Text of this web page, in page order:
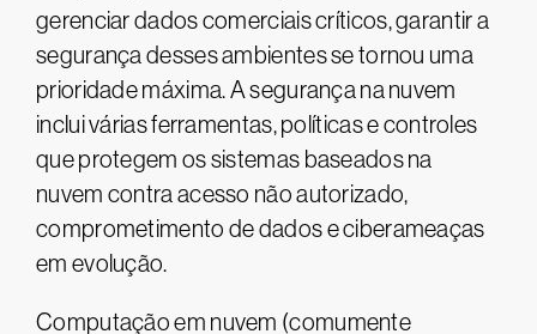
gerenciar dados comerciais críticos, garantir a
segurança desses ambientes se tornou uma
prioridade máxima. A segurança na nuvem
inclui várias ferramentas, políticas e controles
que protegem os sistemas baseados na
nuvem contra acesso não autorizado,
comprometimento de dados e ciberameaças
em evolução.
Computação em nuvem (comumente